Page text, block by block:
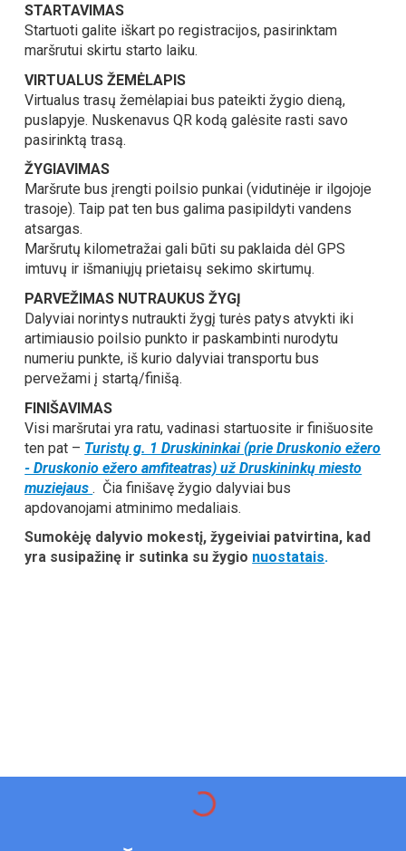
STARTAVIMAS
Startuoti galite iškart po registracijos, pasirinktam
maršrutui skirtu starto laiku.
VIRTUALUS ŽEMĖLAPIS
Virtualus trasų žemėlapiai bus pateikti žygio dieną,
puslapyje. Nuskenavus QR kodą galėsite rasti savo
pasirinktą trasą.
ŽYGIAVIMAS
Maršrute bus įrengti poilsio punkai (vidutinėje ir ilgojoje
trasoje). Taip pat ten bus galima pasipildyti vandens
atsargas.
Maršrutų kilometražai gali būti su paklaida dėl GPS
imtuvų ir išmaniųjų prietaisų sekimo skirtumų.
PARVEŽIMAS NUTRAUKUS ŽYGĮ
Dalyviai norintys nutraukti žygį turės patys atvykti iki
artimiausio poilsio punkto ir paskambinti nurodytu
numeriu punkte, iš kurio dalyviai transportu bus
pervežami į startą/finišą.
FINIŠAVIMAS
Visi maršrutai yra ratu, vadinasi startuosite ir finišuosite
ten pat – Turistų g. 1 Druskininkai (prie Druskonio ežero
- Druskonio ežero amfiteatras) už Druskininkų miesto
muziejaus . Čia finišavę žygio dalyviai bus
apdovanojami atminimo medaliais.
Sumokėję dalyvio mokestį, žygeiviai patvirtina, kad
yra susipažinę ir sutinka su žygio nuostatais.